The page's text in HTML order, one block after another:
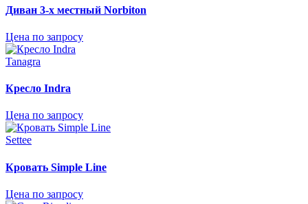
Диван 3-х местный Norbiton
Цена по запросу
Tanagra
Кресло Indra
Цена по запросу
Settee
Кровать Simple Line
Цена по запросу